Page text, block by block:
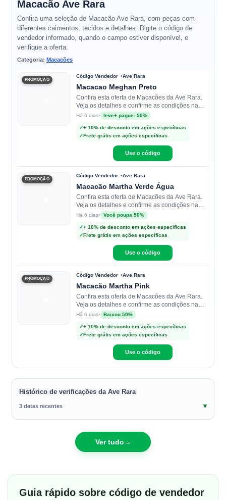
Macacão Ave Rara
Confira uma seleção de Macacão Ave Rara, com peças com
diferentes caimentos, tecidos e detalhes. Digite o código de
vendedor informado, quando o campo estiver disponível, e
verifique a oferta.
Categoria: Macacões
PROMOÇÃO
Código Vendedor Ave Rara
Macacao Meghan Preto
Confira esta oferta de Macacões da Ave Rara.
Veja os detalhes e confirme as condições na
loja.
Há 6 dias• leve+ pague- 50%
✓+ 10% de desconto em ações específicas
✓Frete grátis em ações específicas
Use o código
PROMOÇÃO
Código Vendedor Ave Rara
Macacão Martha Verde Água
Confira esta oferta de Macacões da Ave Rara.
Veja os detalhes e confirme as condições na
loja.
Há 6 dias• Você poupa 50%
✓+ 10% de desconto em ações específicas
✓Frete grátis em ações específicas
Use o código
PROMOÇÃO
Código Vendedor Ave Rara
Macacão Martha Pink
Confira esta oferta de Macacões da Ave Rara.
Veja os detalhes e confirme as condições na
loja.
Há 6 dias• Baixou 50%
✓+ 10% de desconto em ações específicas
✓Frete grátis em ações específicas
Use o código
Histórico de verificações da Ave Rara
3 datas recentes
Ver tudo→
Guia rápido sobre código de vendedor